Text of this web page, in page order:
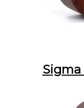
Sigma